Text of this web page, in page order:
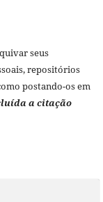
seus
repositórios
postando-os em
a citação